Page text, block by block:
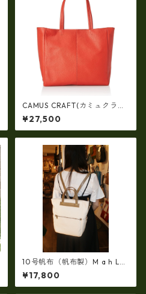
CAMUS CRAFT(カミュクラフ
ト) ビジネスバッグ トートバ
ッグ 日本製 撥水 軽量 ユニセ
ックス cc-2703
¥27,500
10号帆布（帆布製）M a h L
革コンビ・リュック 7M2-11
44
¥17,800